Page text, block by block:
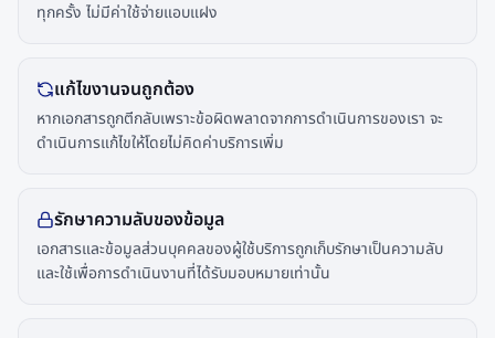
ทุกครั้ง ไม่มีค่าใช้จ่ายแอบแฝง
แก้ไขงานจนถูกต้อง
หากเอกสารถูกตีกลับเพราะข้อผิดพลาดจากการดำเนินการของเรา จะ
ดำเนินการแก้ไขให้โดยไม่คิดค่าบริการเพิ่ม
รักษาความลับของข้อมูล
เอกสารและข้อมูลส่วนบุคคลของผู้ใช้บริการถูกเก็บรักษาเป็นความลับ
และใช้เพื่อการดำเนินงานที่ได้รับมอบหมายเท่านั้น